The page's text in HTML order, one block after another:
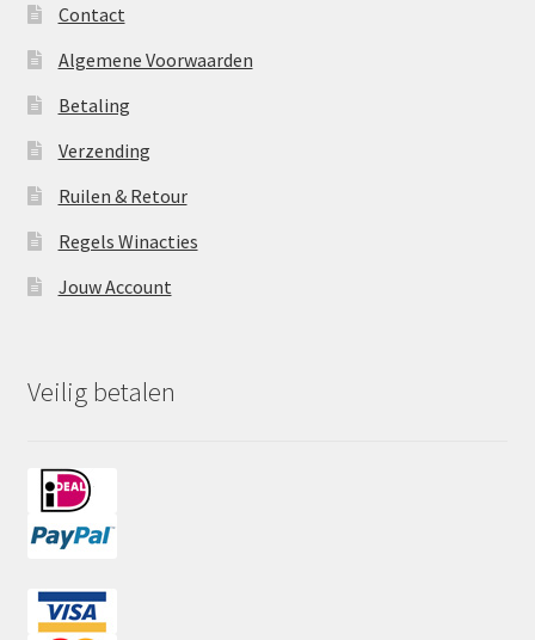
Contact
Algemene Voorwaarden
Betaling
Verzending
Ruilen & Retour
Regels Winacties
Jouw Account
Veilig betalen